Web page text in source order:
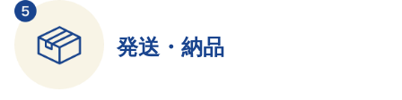
発送・納品